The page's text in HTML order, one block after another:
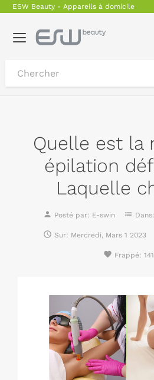
ESW Beauty - Appareils à domicile
Basculer
navigation
Quelle est la
épilation
Laquelle
person Posté par: E-swin list Dans:
 Sur: Mercredi, Mars 1 2023
favorite Frappé: